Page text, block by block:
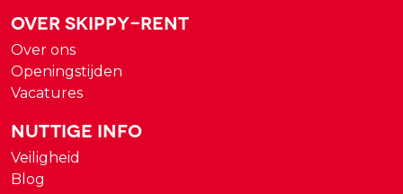
Over Skippy-rent
Over ons
Openingstijden
Vacatures
Nuttige Info
Veiligheid
Blog